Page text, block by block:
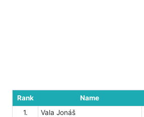
Rank Name
1.
Vala Jonáš